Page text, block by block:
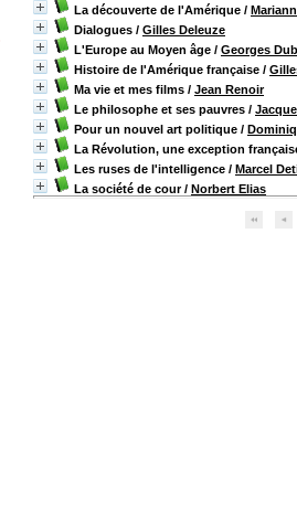
La découverte de l'Amérique /
Dialogues / Gilles Deleuze
L'Europe au Moyen âge / Georges
Histoire de l'Amérique française /
Ma vie et mes films / Jean Renoir
Le philosophe et ses pauvres /
Pour un nouvel art politique /
La Révolution, une exception
Les ruses de l'intelligence / Marcel
La société de cour/ Norbert Elias